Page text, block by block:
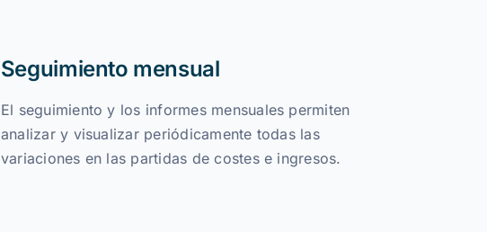
Seguimiento mensual
El seguimiento y los informes mensuales permiten
analizar y visualizar periódicamente todas las
variaciones en las partidas de costes e ingresos.